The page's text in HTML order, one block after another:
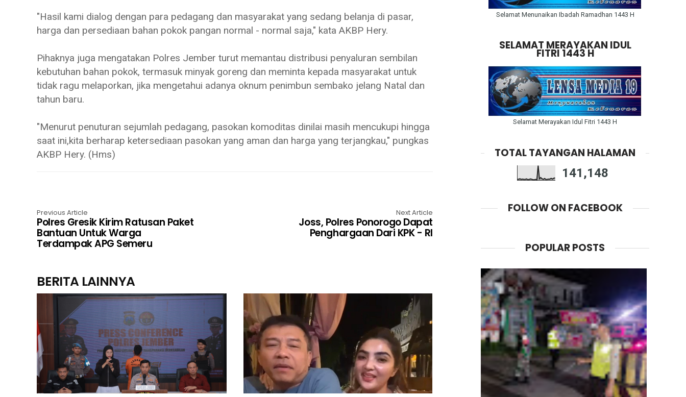
"Hasil kami dialog dengan para pedagang dan masyarakat yang sedang belanja di pasar,
harga dan persediaan bahan pokok pangan normal - normal saja," kata AKBP Hery.
Pihaknya juga mengatakan Polres Jember turut memantau distribusi penyaluran sembilan
kebutuhan bahan pokok, termasuk minyak goreng dan meminta kepada masyarakat untuk
tidak ragu melaporkan, jika mengetahui adanya oknum penimbun sembako jelang Natal dan
tahun baru.
"Menurut penuturan sejumlah pedagang, pasokan komoditas dinilai masih mencukupi hingga
saat ini,kita berharap ketersediaan pasokan yang aman dan harga yang terjangkau," pungkas
AKBP Hery. (Hms)
Previous Article
Polres Gresik Kirim Ratusan Paket
Bantuan Untuk Warga
Terdampak APG Semeru
Next Article
Joss, Polres Ponorogo Dapat
Penghargaan Dari KPK - RI
BERITA LAINNYA
Selamat Menunaikan Ibadah Ramadhan 1443 H
SELAMAT MERAYAKAN IDUL
FITRI 1443 H
Selamat Merayakan Idul Fitri 1443 H
TOTAL TAYANGAN HALAMAN
141,148
FOLLOW ON FACEBOOK
POPULAR POSTS